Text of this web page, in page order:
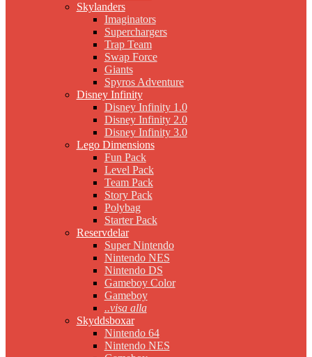
Skylanders
Imaginators
Superchargers
Trap Team
Swap Force
Giants
Spyros Adventure
Disney Infinity
Disney Infinity 1.0
Disney Infinity 2.0
Disney Infinity 3.0
Lego Dimensions
Fun Pack
Level Pack
Team Pack
Story Pack
Polybag
Starter Pack
Reservdelar
Super Nintendo
Nintendo NES
Nintendo DS
Gameboy Color
Gameboy
..visa alla
Skyddsboxar
Nintendo 64
Nintendo NES